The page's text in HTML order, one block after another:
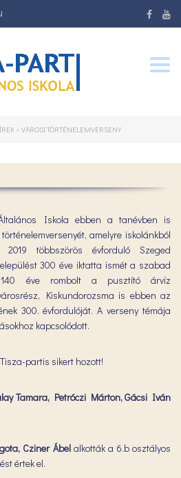
> VÁROSI TÖRTÉNELEMVERSENY
Iskola ebben a tanévben is
amelyre iskolánkból
többszörös évforduló Szeged
300 éve iktatta ismét a szabad
éve rombolt a pusztító árvíz
Kiskundorozsma is ebben az
300. évfordulóját. A verseny témája
kapcsolódott.
partis sikert hozott!
Tamara, Petróczi Márton, Gácsi Iván
Cziner Ábelalkották a 6.b osztályos
értek el.